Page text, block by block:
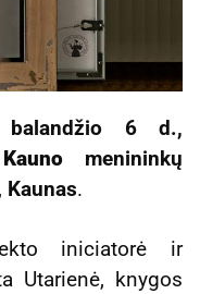
6 d.,
Kauno menininkų
Kaunas.
iniciatorė ir
Utarienė, knygos